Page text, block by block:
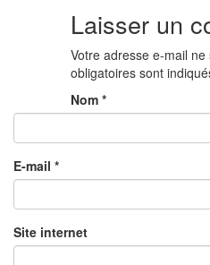
Laisser un
Votre adresse e-mail
obligatoires sont
Nom *
E-mail *
Site internet